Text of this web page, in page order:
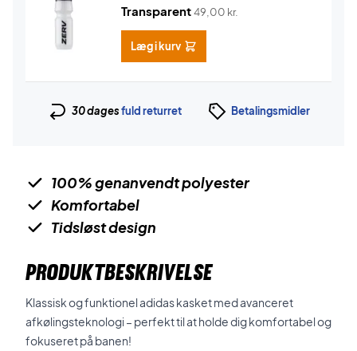
Transparent49,00 kr.
Læg i kurv
30 dagesfuld returret Betalingsmidler
100% genanvendt polyester
Komfortabel
Tidsløst design
PRODUKTBESKRIVELSE
Klassisk og funktionel adidas kasket med avanceret
afkølingsteknologi – perfekt til at holde dig komfortabel og
fokuseret på banen!